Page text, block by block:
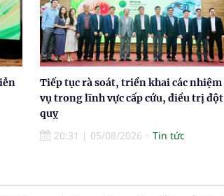
Tiếp tục rà soát, triển khai các nhiệm
vụ trong lĩnh vực cấp cứu, điều trị đột
quỵ
20:31 | 05/08/2026 Tin tức